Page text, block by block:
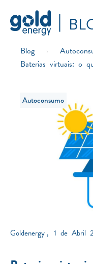
Blog ›
Baterias virtuais: o
Autoconsumo
Goldenergy 1 de Abril